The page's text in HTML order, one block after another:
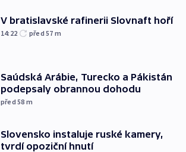
V bratislavské rafinerii Slovnaft hoří
14:22 před 57 m
Saúdská Arábie, Turecko a Pákistán
podepsaly obrannou dohodu
před 58 m
Slovensko instaluje ruské kamery,
tvrdí opoziční hnutí